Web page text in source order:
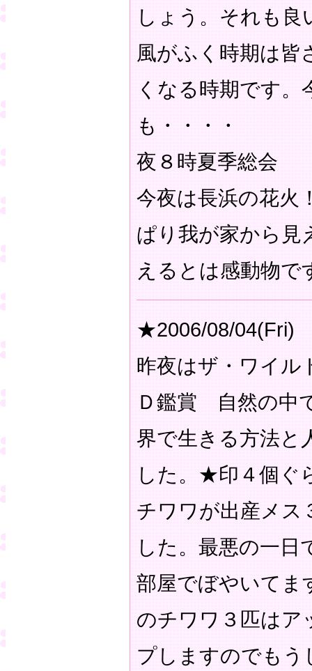
しょう。それも
風がふく時期は皆
くなる時期です。
も・・・・
夜８時夏季総会
今夜は長浜の花火
ぱり我が家から見
えるとは感動物で
★2006/08/04(Fri)
昨夜はザ・ワイル
Ｄ鑑賞 自然の中
界で生きる方法と
した。★印４個ぐ
チワワが出産メス
した。最悪の一日
部屋でぼやいてま
のチワワ３匹はア
プしますのでもう